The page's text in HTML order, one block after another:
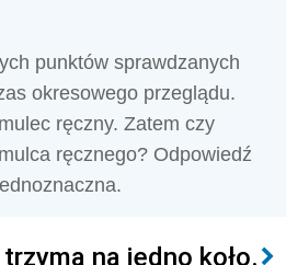
punktów sprawdzanych
okresowego przeglądu.
ręczny. Zatem czy
ręcznego? Odpowiedź
na jedno koło.